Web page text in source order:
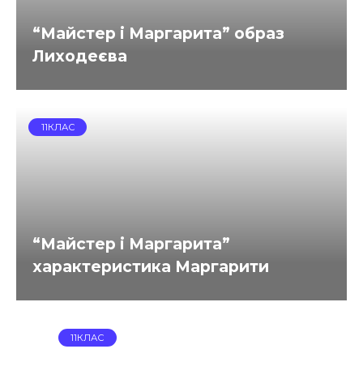
“Майстер і Маргарита” образ
Лиходеєва
11КЛАС
“Майстер і Маргарита”
характеристика Маргарити
11КЛАС